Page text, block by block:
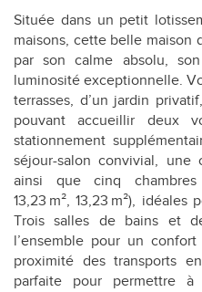
Située dans un petit
maisons, cette belle maison
par son calme absolu,
luminosité exceptionnelle.
terrasses, d’un jardin
pouvant accueillir deux
stationnement
séjour-salon convivial, une
ainsi que cinq chambres
13,23 m², 13,23 m²),
Trois salles de bains et
l’ensemble pour un
proximité des transports
parfaite pour permettre